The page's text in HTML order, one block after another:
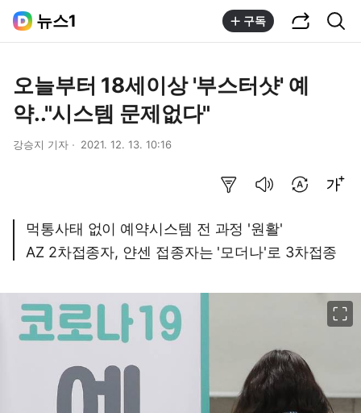
뉴스1 구독
오늘부터 18세이상 '부스터샷' 예
약.."시스템 문제없다"
강승지 기자 2021. 12. 13. 10:16
먹통사태 없이 예약시스템 전 과정 '원활'
AZ 2차접종자, 얀센 접종자는 '모더나'로 3차접종